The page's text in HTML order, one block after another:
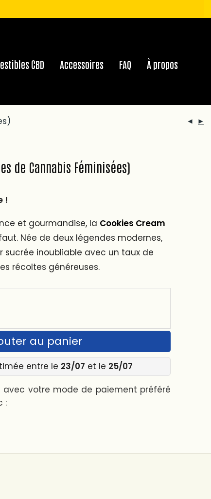
CBD Accessoires FAQ À propos
de Cannabis Féminisées)
!
et gourmandise, la Cookies Cream
Née de deux légendes modernes,
sucrée inoubliable avec un taux de
récoltes généreuses.
au panier
entre le 23/07 et le 25/07
avec votre mode de paiement préféré
: